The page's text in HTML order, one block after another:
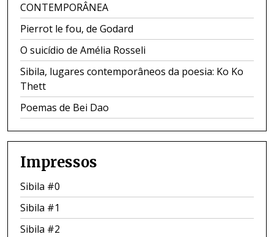
CONTEMPORÂNEA
Pierrot le fou, de Godard
O suicídio de Amélia Rosseli
Sibila, lugares contemporâneos da poesia: Ko Ko
Thett
Poemas de Bei Dao
Impressos
Sibila #0
Sibila #1
Sibila #2